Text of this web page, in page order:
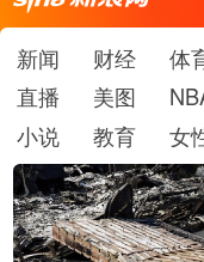
新闻 财经 体
直播
美图
小说
教育 女